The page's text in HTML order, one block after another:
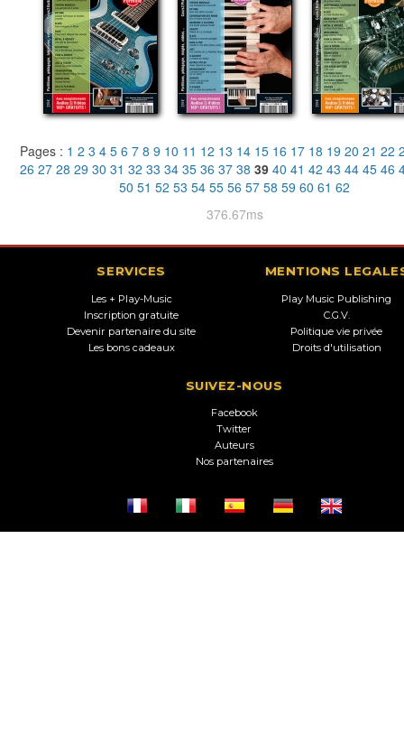
Pages : 1 2 3 4 5 6 7 8 9 10 11 12 13 14 15 16 17 18 19 20 21 22
26 27 28 29 30 31 32 33 34 35 36 37 38 39 40 41 42 43 44 45 46
50 51 52 53 54 55 56 57 58 59 60 61 62
376.67ms
SERVICES
Les + Play-Music
Inscription gratuite
Devenir partenaire du site
Les bons cadeaux
MENTIONS
Play Music Publishing
C.G.V.
Politique vie privée
Droits d'utilisation
SUIVEZ-NOUS
Facebook
Twitter
Auteurs
Nos partenaires